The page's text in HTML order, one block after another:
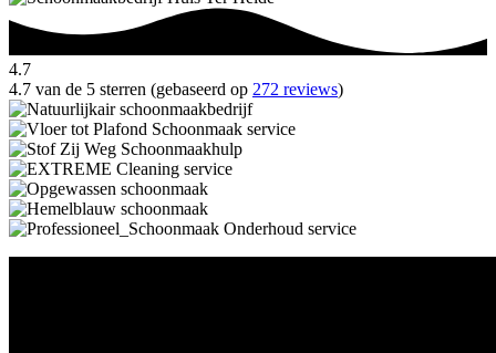
4.7
4.7 van de 5 sterren (gebaseerd op 272 reviews)